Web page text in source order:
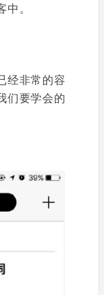
。
经非常的容
们要学会的